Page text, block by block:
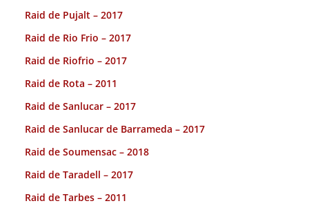
Raid de Pujalt – 2017
Raid de Rio Frio – 2017
Raid de Riofrio – 2017
Raid de Rota – 2011
Raid de Sanlucar – 2017
Raid de Sanlucar de Barrameda – 2017
Raid de Soumensac – 2018
Raid de Taradell – 2017
Raid de Tarbes – 2011